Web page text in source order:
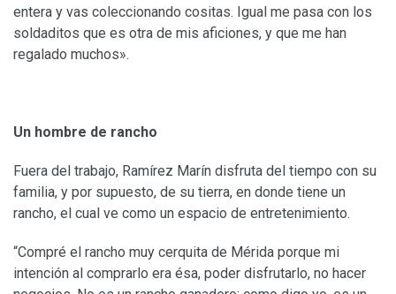
entera y vas coleccionando cositas. Igual me pasa con los
soldaditos que es otra de mis aficiones, y que me han
regalado muchos».
Un hombre de rancho
Fuera del trabajo, Ramírez Marín disfruta del tiempo con su
familia, y por supuesto, de su tierra, en donde tiene un
rancho, el cual ve como un espacio de entretenimiento.
“Compré el rancho muy cerquita de Mérida porque mi
intención al comprarlo era ésa, poder disfrutarlo, no hacer